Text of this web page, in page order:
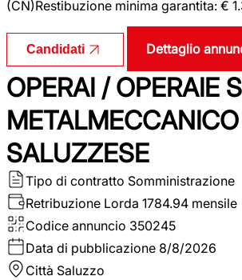
(CN)Restibuzione minima garantita: €
Candidati Dettaglio
OPERAI / OPERAIE
METALMECCANICO
SALUZZESE
Tipo di contratto Somministrazione
Retribuzione Lorda 1784.94 mensile
Codice annuncio 350245
Data di pubblicazione 8/8/2026
Città Saluzzo